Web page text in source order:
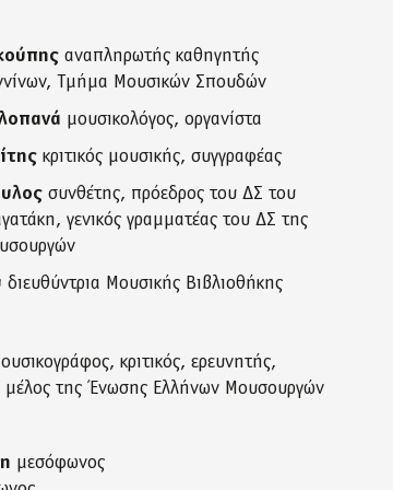
αναπληρωτής καθηγητής
Τμήμα Μουσικών Σπουδών
μουσικολόγος, οργανίστα
κριτικός μουσικής, συγγραφέας
συνθέτης, πρόεδρος του ΔΣ του
γενικός γραμματέας του ΔΣ της
διευθύντρια Μουσικής Βιβλιοθήκης
κριτικός, ερευνητής,
μέλος της Ένωσης Ελλήνων Μουσουργών
μεσόφωνος